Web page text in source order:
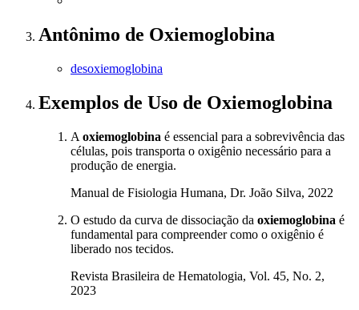
Antônimo de Oxiemoglobina
desoxiemoglobina
Exemplos de Uso de Oxiemoglobina
A oxiemoglobina é essencial para a sobrevivência das
células, pois transporta o oxigênio necessário para a
produção de energia.
Manual de Fisiologia Humana, Dr. João Silva, 2022
O estudo da curva de dissociação da oxiemoglobina é
fundamental para compreender como o oxigênio é
liberado nos tecidos.
Revista Brasileira de Hematologia, Vol. 45, No. 2,
2023